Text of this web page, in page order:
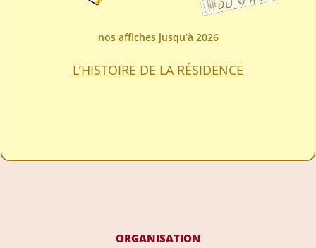
nos affiches jusqu’à 2026
L’HISTOIRE DE LA RÉSIDENCE
ORGANISATION